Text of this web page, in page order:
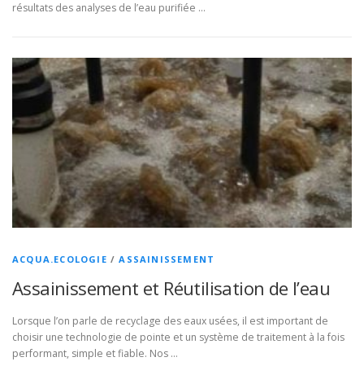
résultats des analyses de l’eau purifiée …
ACQUA.ECOLOGIE /ASSAINISSEMENT
Assainissement et Réutilisation de l’eau
Lorsque l’on parle de recyclage des eaux usées, il est important de
choisir une technologie de pointe et un système de traitement à la fois
performant, simple et fiable. Nos …